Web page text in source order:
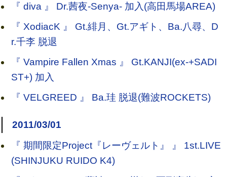
『 diva 』 Dr.茜夜-Senya- 加入(高田馬場AREA)
『 XodiacK 』 Gt.緋月、Gt.アギト、Ba.八尋、D
r.千李 脱退
『 Vampire Fallen Xmas 』 Gt.KANJI(ex-+SADI
ST+) 加入
『 VELGREED 』 Ba.珪 脱退(難波ROCKETS)
2011/03/01
『 期間限定Project『レーヴェルト』 』 1st.LIVE
(SHINJUKU RUIDO K4)